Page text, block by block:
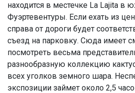
находится в местечке La Lajita в
Фуэртевентуры. Если ехать из
справа от дороги будет
съезд на парковку. Сюда имеет
посмотреть весьма
разнообразную коллекцию
всех уголков земного шара.
экспозиции займет около 2,5